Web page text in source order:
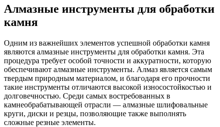
Алмазные инструменты для обработки
камня
Одним из важнейших элементов успешной обработки камня
являются алмазные инструменты для обработки камня. Эта
процедура требует особой точности и аккуратности, которую
обеспечивают алмазные инструменты. Алмаз является самым
твердым природным материалом, и благодаря его прочности
такие инструменты отличаются высокой износостойкостью и
долговечностью. Среди самых востребованных в
камнеобрабатывающей отрасли — алмазные шлифовальные
круги, диски и резцы, позволяющие также выполнять
сложные резные элементы.